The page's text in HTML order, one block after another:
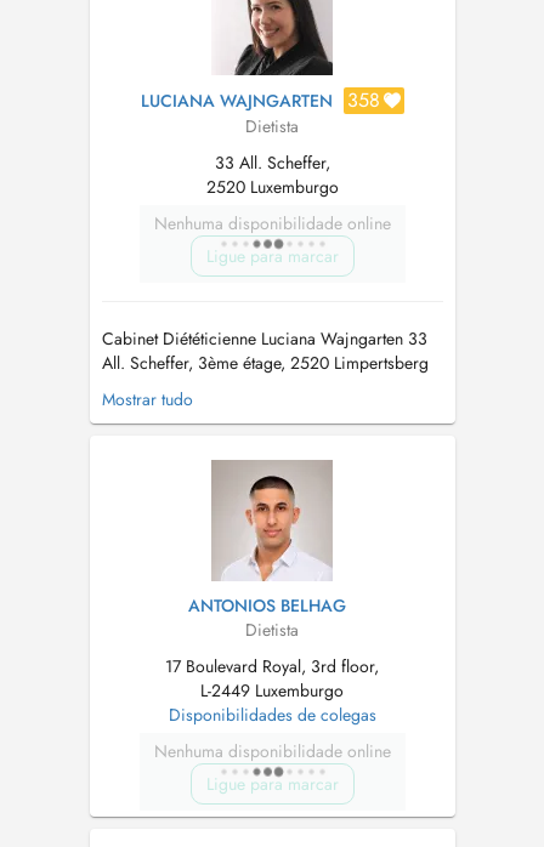
LUCIANA WAJNGARTEN 358
Dietista
33 All. Scheffer,
2520 Luxemburgo
Nenhuma disponibilidade online
Ligue para marcar
Cabinet Diététicienne Luciana Wajngarten 33
All. Scheffer, 3ème étage, 2520 Limpertsberg
Luxembourg FRANÇAIS Diététicienne-
nutritionniste avec 15 ans d'expérience et
enfants à partir de 6 ans, les adolescents, les
adultes, les personnes âgées, les...
Mostrar tudo
ANTONIOS BELHAG
Dietista
17 Boulevard Royal, 3rd floor,
L-2449 Luxemburgo
Disponibilidades de colegas
Nenhuma disponibilidade online
Ligue para marcar